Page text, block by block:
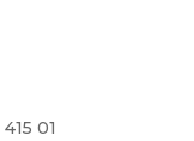
415 01